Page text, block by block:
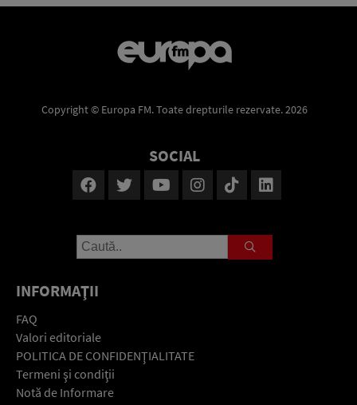
Copyright © Europa FM. Toate drepturile rezervate. 2026
SOCIAL
INFORMAŢII
FAQ
Valori editoriale
POLITICA DE CONFIDENŢIALITATE
Termeni şi condiţii
Notă de Informare